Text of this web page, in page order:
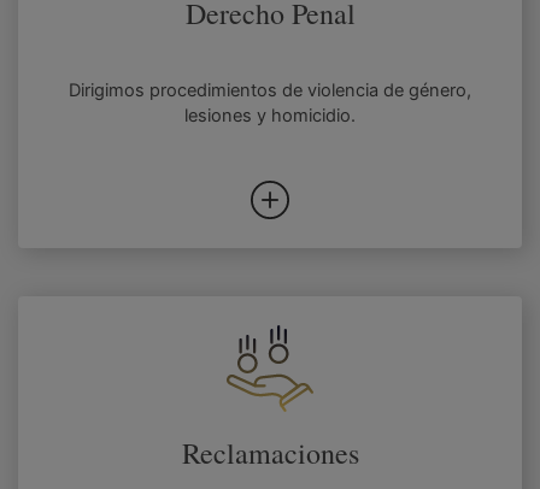
Derecho Penal
Dirigimos procedimientos de violencia de género,
lesiones y homicidio.
Reclamaciones